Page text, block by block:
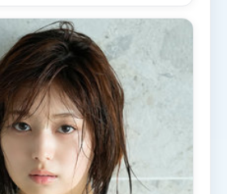
喜欢科幻题材的观众观看。